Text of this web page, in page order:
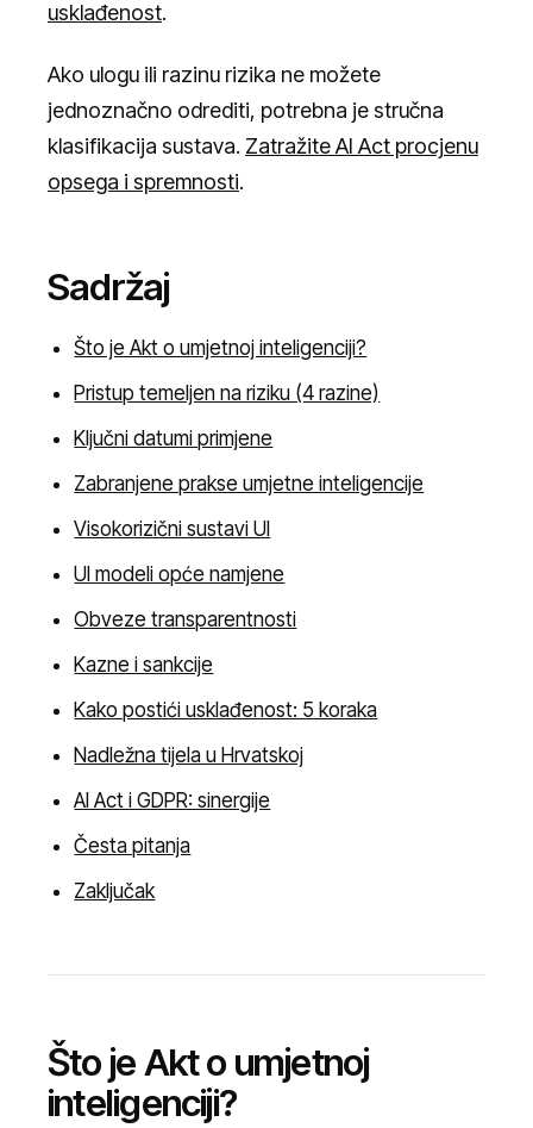
usklađenost.
Ako ulogu ili razinu rizika ne možete
jednoznačno odrediti, potrebna je stručna
klasifikacija sustava. Zatražite AI Act procjenu
opsega i spremnosti.
Sadržaj
Što je Akt o umjetnoj inteligenciji?
Pristup temeljen na riziku (4 razine)
Ključni datumi primjene
Zabranjene prakse umjetne inteligencije
Visokorizični sustavi UI
UI modeli opće namjene
Obveze transparentnosti
Kazne i sankcije
Kako postići usklađenost: 5 koraka
Nadležna tijela u Hrvatskoj
AI Act i GDPR: sinergije
Česta pitanja
Zaključak
Što je Akt o umjetnoj
inteligenciji?